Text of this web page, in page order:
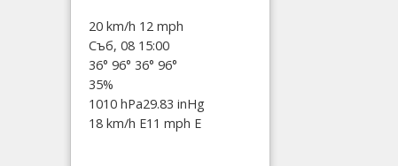
20 km/h 12 mph
Съб, 08 15:00
36° 96° 36° 96°
35%
1010 hPa29.83 inHg
18 km/h E11 mph E